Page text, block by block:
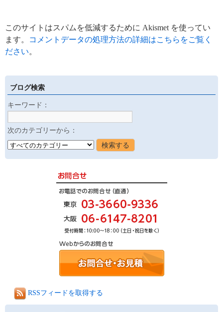
このサイトはスパムを低減するために Akismet を使ってい
ます。
コメントデータの処理方法の詳細はこちらをご覧く
ださい。
ブログ検索
キーワード：
次のカテゴリーから：
RSSフィードを取得する